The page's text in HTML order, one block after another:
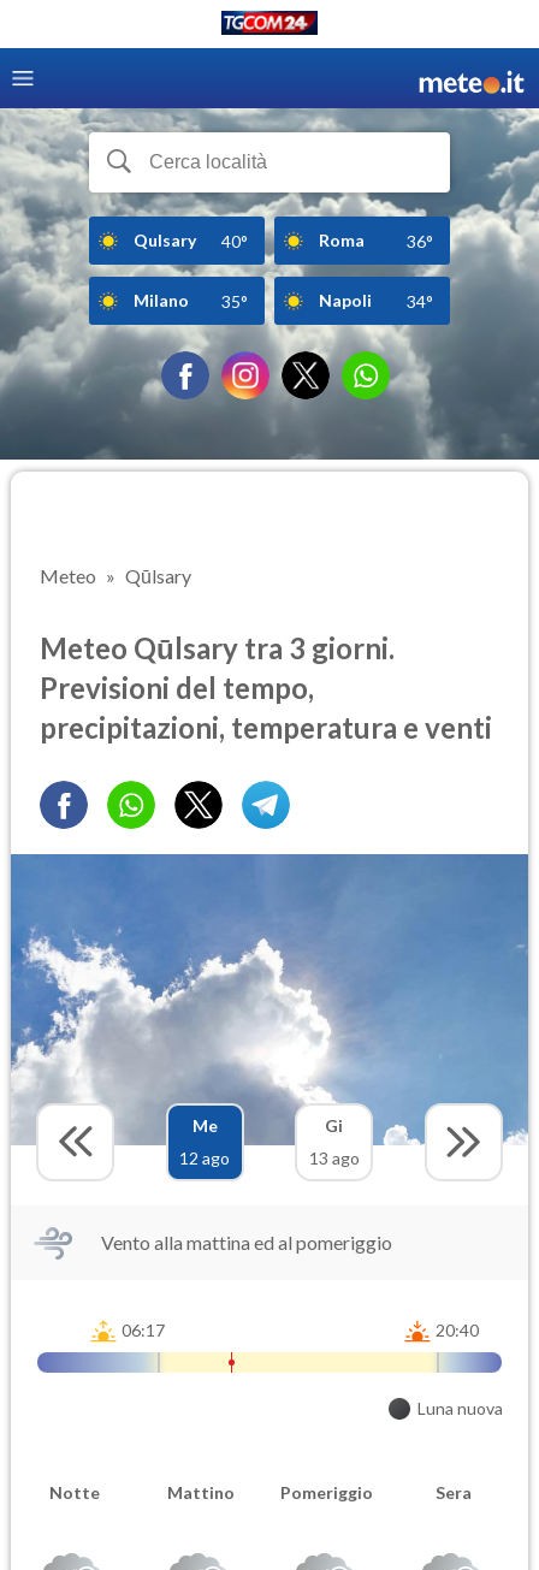
Qulsary 40° Roma 36°
Milano 35° Napoli 34°
Meteo Qūlsary
Meteo Qūlsary tra 3 giorni.
Previsioni del tempo,
precipitazioni, temperatura e venti
Me
12 ago
Gi
13 ago
Vento alla mattina ed al pomeriggio
06:17 20:40
Luna nuova
Notte Mattino Pomeriggio Sera